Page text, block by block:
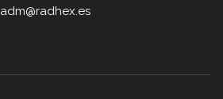
adm@radhex.es